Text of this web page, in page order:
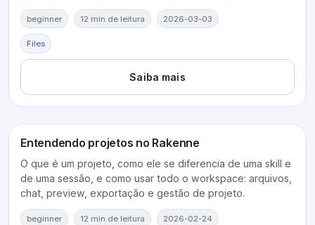
beginner 12 min de leitura 2026-03-03
Files
Saiba mais
Entendendo projetos no Rakenne
O que é um projeto, como ele se diferencia de uma skill e
de uma sessão, e como usar todo o workspace: arquivos,
chat, preview, exportação e gestão de projeto.
beginner 12 min de leitura 2026-02-24